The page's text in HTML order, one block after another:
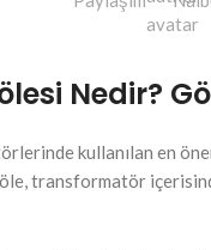
Nedir?
kullanılan en
transformatör